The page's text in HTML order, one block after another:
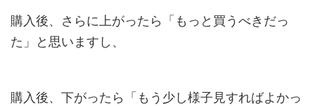
購入後、さらに上がったら「もっと買うべきだっ
た」と思いますし、
購入後、下がったら「もう少し様子見すればよかっ